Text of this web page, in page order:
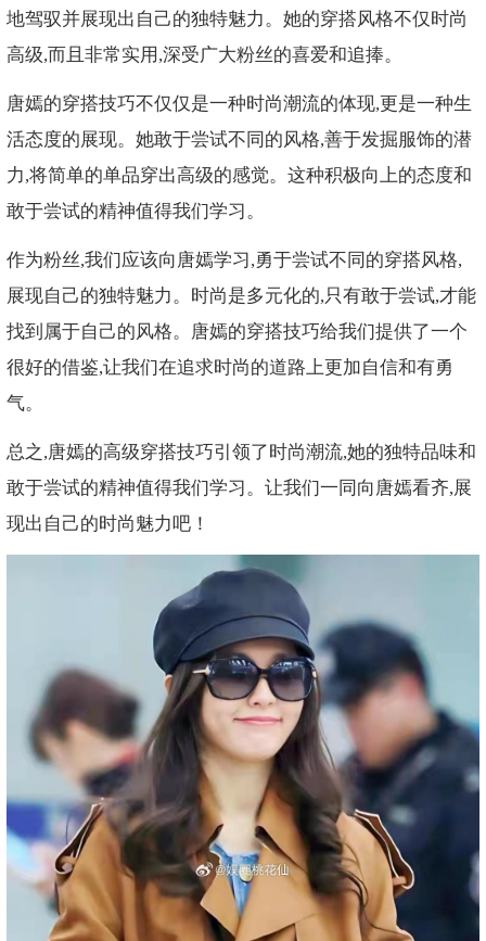
地驾驭并展现出自己的独特魅力。她的穿搭风格不仅时尚
高级,而且非常实用,深受广大粉丝的喜爱和追捧。
唐嫣的穿搭技巧不仅仅是一种时尚潮流的体现,更是一种生
活态度的展现。她敢于尝试不同的风格,善于发掘服饰的潜
力,将简单的单品穿出高级的感觉。这种积极向上的态度和
敢于尝试的精神值得我们学习。
作为粉丝,我们应该向唐嫣学习,勇于尝试不同的穿搭风格,
展现自己的独特魅力。时尚是多元化的,只有敢于尝试,才能
找到属于自己的风格。唐嫣的穿搭技巧给我们提供了一个
很好的借鉴,让我们在追求时尚的道路上更加自信和有勇
气。
总之,唐嫣的高级穿搭技巧引领了时尚潮流,她的独特品味和
敢于尝试的精神值得我们学习。让我们一同向唐嫣看齐,展
现出自己的时尚魅力吧！